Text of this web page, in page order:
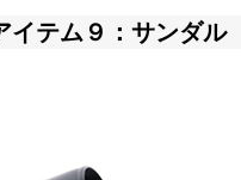
イテム９：サンダル